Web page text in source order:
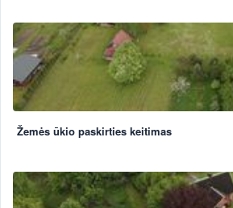
Žemės ūkio paskirties keitimas